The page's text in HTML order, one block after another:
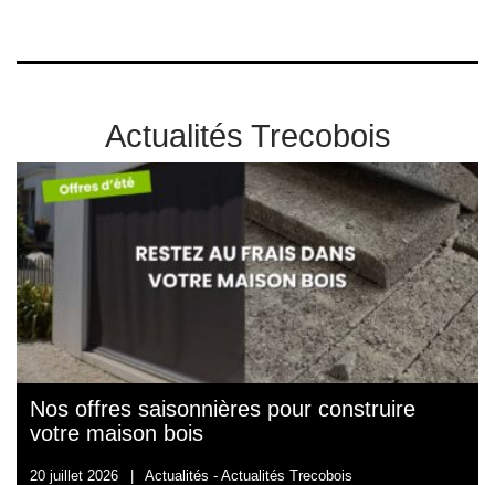
Actualités Trecobois
Nos offres saisonnières pour construire
votre maison bois
20 juillet 2026 | Actualités - Actualités Trecobois